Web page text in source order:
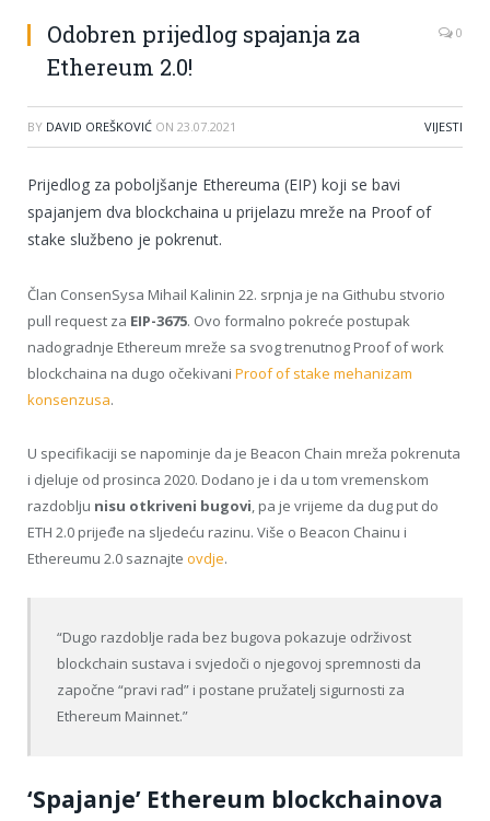
Odobren prijedlog spajanja za
Ethereum 2.0!
0
BY DAVID OREŠKOVIĆ ON 23.07.2021 VIJESTI
Prijedlog za poboljšanje Ethereuma (EIP) koji se bavi
spajanjem dva blockchaina u prijelazu mreže na Proof of
stake službeno je pokrenut.
Član ConsenSysa Mihail Kalinin 22. srpnja je na Githubu stvorio
pull request za EIP-3675. Ovo formalno pokreće postupak
nadogradnje Ethereum mreže sa svog trenutnog Proof of work
blockchaina na dugo očekivani Proof of stake mehanizam
konsenzusa.
U specifikaciji se napominje da je Beacon Chain mreža pokrenuta
i djeluje od prosinca 2020. Dodano je i da u tom vremenskom
razdoblju nisu otkriveni bugovi, pa je vrijeme da dug put do
ETH 2.0 prijeđe na sljedeću razinu. Više o Beacon Chainu i
Ethereumu 2.0 saznajte ovdje.
“Dugo razdoblje rada bez bugova pokazuje održivost
blockchain sustava i svjedoči o njegovoj spremnosti da
započne “pravi rad” i postane pružatelj sigurnosti za
Ethereum Mainnet.”
‘Spajanje’ Ethereum blockchainova